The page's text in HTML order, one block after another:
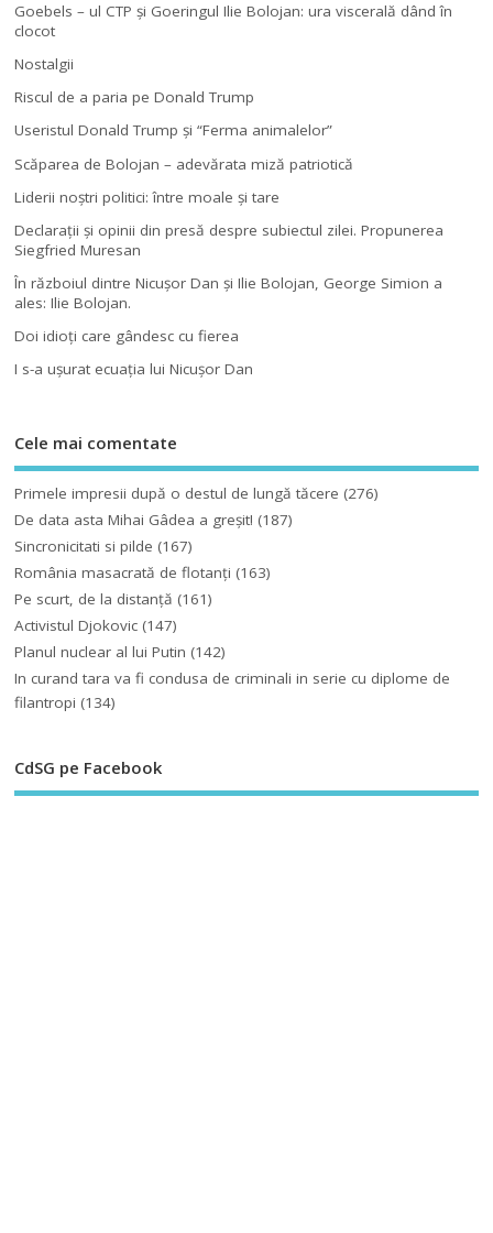
Goebels – ul CTP şi Goeringul Ilie Bolojan: ura viscerală dând în
clocot
Nostalgii
Riscul de a paria pe Donald Trump
Useristul Donald Trump şi “Ferma animalelor”
Scăparea de Bolojan – adevărata miză patriotică
Liderii noştri politici: între moale şi tare
Declaraţii şi opinii din presă despre subiectul zilei. Propunerea
Siegfried Muresan
În războiul dintre Nicuşor Dan şi Ilie Bolojan, George Simion a
ales: Ilie Bolojan.
Doi idioţi care gândesc cu fierea
I s-a uşurat ecuaţia lui Nicuşor Dan
Cele mai comentate
Primele impresii după o destul de lungă tăcere (276)
De data asta Mihai Gâdea a greşit! (187)
Sincronicitati si pilde (167)
România masacrată de flotanţi (163)
Pe scurt, de la distanță (161)
Activistul Djokovic (147)
Planul nuclear al lui Putin (142)
In curand tara va fi condusa de criminali in serie cu diplome de
filantropi (134)
CdSG pe Facebook